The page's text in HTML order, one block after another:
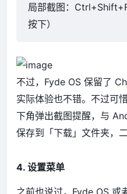
局部截图：
按下）
不过，Fyde OS 保留了
实际体验也不错。不过可
下角弹出截图提醒，与
保存到「下载」文件夹，
4. 设置菜单